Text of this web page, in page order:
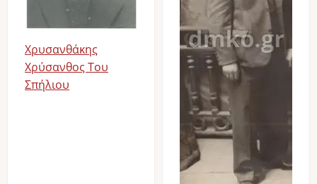
Χρυσανθάκης
Χρύσανθος Του
Σπήλιου